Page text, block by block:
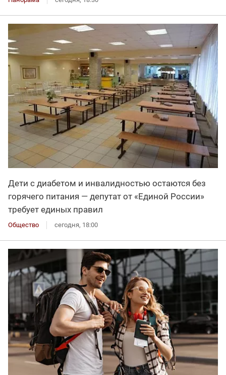
Дети с диабетом и инвалидностью остаются без
горячего питания — депутат от «Единой России»
требует единых правил
Общество сегодня, 18:00